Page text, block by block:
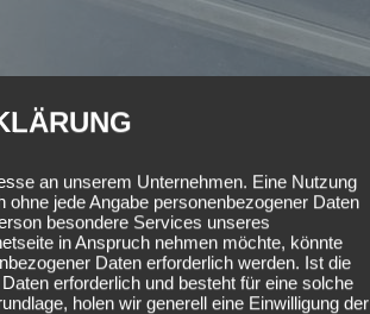
an unserem Unternehmen. Eine Nutzung
jede Angabe personenbezogener Daten
besondere Services unseres
in Anspruch nehmen möchte, könnte
Daten erforderlich werden. Ist die
erforderlich und besteht für eine solche
holen wir generell eine Einwilligung der